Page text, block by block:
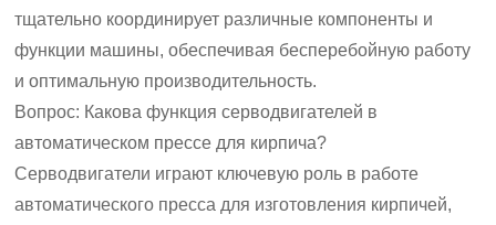
тщательно координирует различные компоненты и
функции машины, обеспечивая бесперебойную работу
и оптимальную производительность.
Вопрос: Какова функция серводвигателей в
автоматическом прессе для кирпича?
Серводвигатели играют ключевую роль в работе
автоматического пресса для изготовления кирпичей,